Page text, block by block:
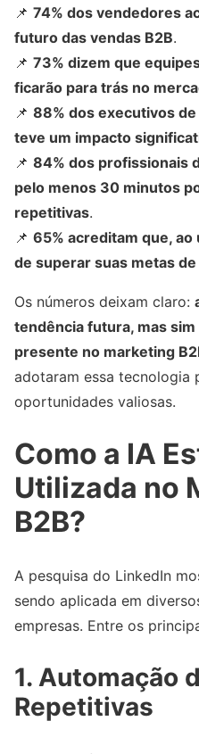
📌 74% dos vendedores
futuro das vendas B2B.
📌 73% dizem que
ficarão para trás no
📌 88% dos executivos
teve um impacto
📌 84% dos profissionais
pelo menos 30 minutos
repetitivas.
📌 65% acreditam que,
de superar suas metas
Os números deixam claro:
tendência futura, mas
presente no marketing
adotaram essa tecnologia
oportunidades valiosas.
Como a IA
Utilizada no
B2B?
A pesquisa do LinkedIn
sendo aplicada em
empresas. Entre os
1. Automação
Repetitivas